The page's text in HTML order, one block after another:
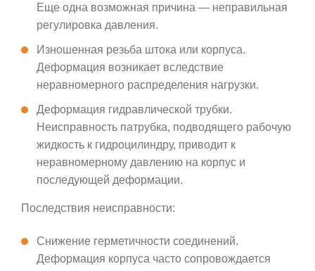
Еще одна возможная причина — неправильная
регулировка давления.
Изношенная резьба штока или корпуса.
Деформация возникает вследствие
неравномерного распределения нагрузки.
Деформация гидравлической трубки.
Неисправность патрубка, подводящего рабочую
жидкость к гидроцилиндру, приводит к
неравномерному давлению на корпус и
последующей деформации.
Последствия неисправности:
Снижение герметичности соединений.
Деформация корпуса часто сопровождается